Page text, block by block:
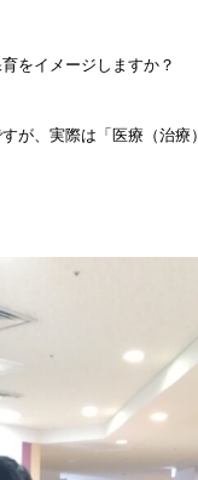
をイメージしますか？
が、実際は「医療（治